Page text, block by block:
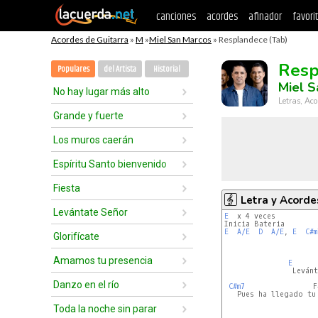
canciones acordes afinador
Acordes de Guitarra » M »Miel San Marcos » Resplandece (Tab)
Populares del Artista Historial
No hay lugar más alto
Grande y fuerte
Los muros caerán
Espíritu Santo bienvenido
Fiesta
Levántate Señor
Glorifícate
Amamos tu presencia
Danzo en el río
Toda la noche sin parar
Miel
Letras,
Letra y
E
  x 4 veces
E
A/E D A/E, E
E
C#m7
Pues ha llegado